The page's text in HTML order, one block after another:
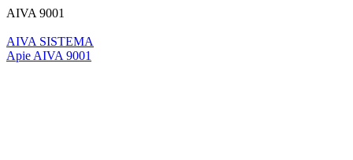
AIVA 9001
AIVA SISTEMA
Apie AIVA 9001